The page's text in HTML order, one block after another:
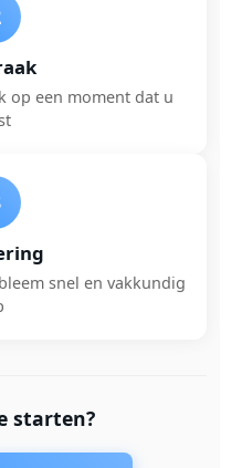
op een moment dat u
snel en vakkundig
starten?